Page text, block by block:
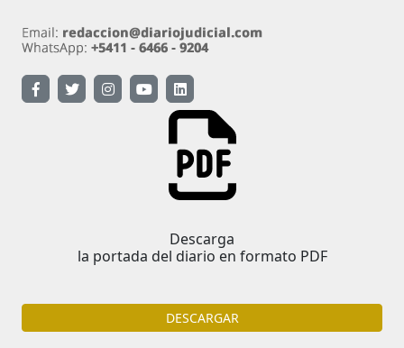
Descarga
la portada del diario en formato PDF
DESCARGAR